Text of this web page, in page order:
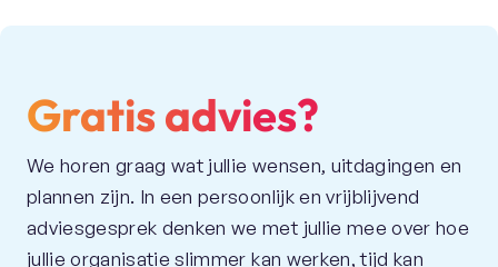
Gratis advies?
We horen graag wat jullie wensen, uitdagingen en
plannen zijn. In een persoonlijk en vrijblijvend
adviesgesprek denken we met jullie mee over hoe
jullie organisatie slimmer kan werken, tijd kan